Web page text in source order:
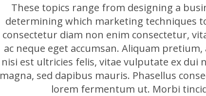
These topics range from designing a
determining which marketing techniques
consectetur diam non enim consectetur,
ac neque eget accumsan. Aliquam
nisi est ultricies felis, vitae vulputate ex dui
magna, sed dapibus mauris. Phasellus
lorem fermentum ut. Morbi